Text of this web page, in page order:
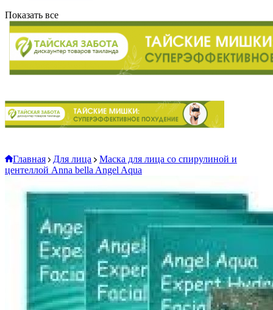
Показать все
Главная Для лица
Маска для лица со спирулиной и
центеллой Anna bella Angel Aqua